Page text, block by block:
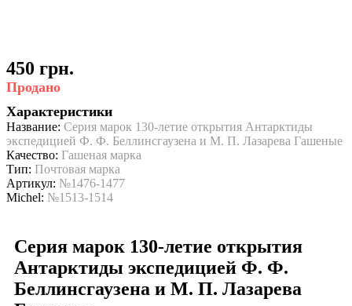
450 грн.
Продано
Характеристики
Название: Серия марок 130-летие открытия Антарктиды
экспедицией Ф. Ф. Беллинсгаузена и М. П. Лазарева Гашеные
Качество: Гашеная марка
Тип: Почтовая марка
Артикул: №1476-1477
Michel: №1513-1514
Серия марок 130-летие открытия
Антарктиды экспедицией Ф. Ф.
Беллинсгаузена и М. П. Лазарева